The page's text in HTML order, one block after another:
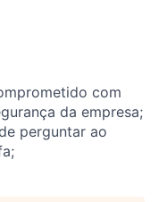
com
da empresa;
perguntar ao